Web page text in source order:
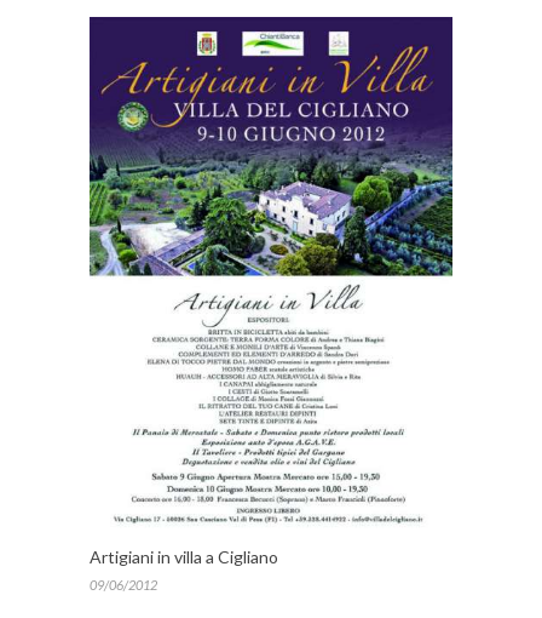
Artigiani in villa a Cigliano
09/06/2012